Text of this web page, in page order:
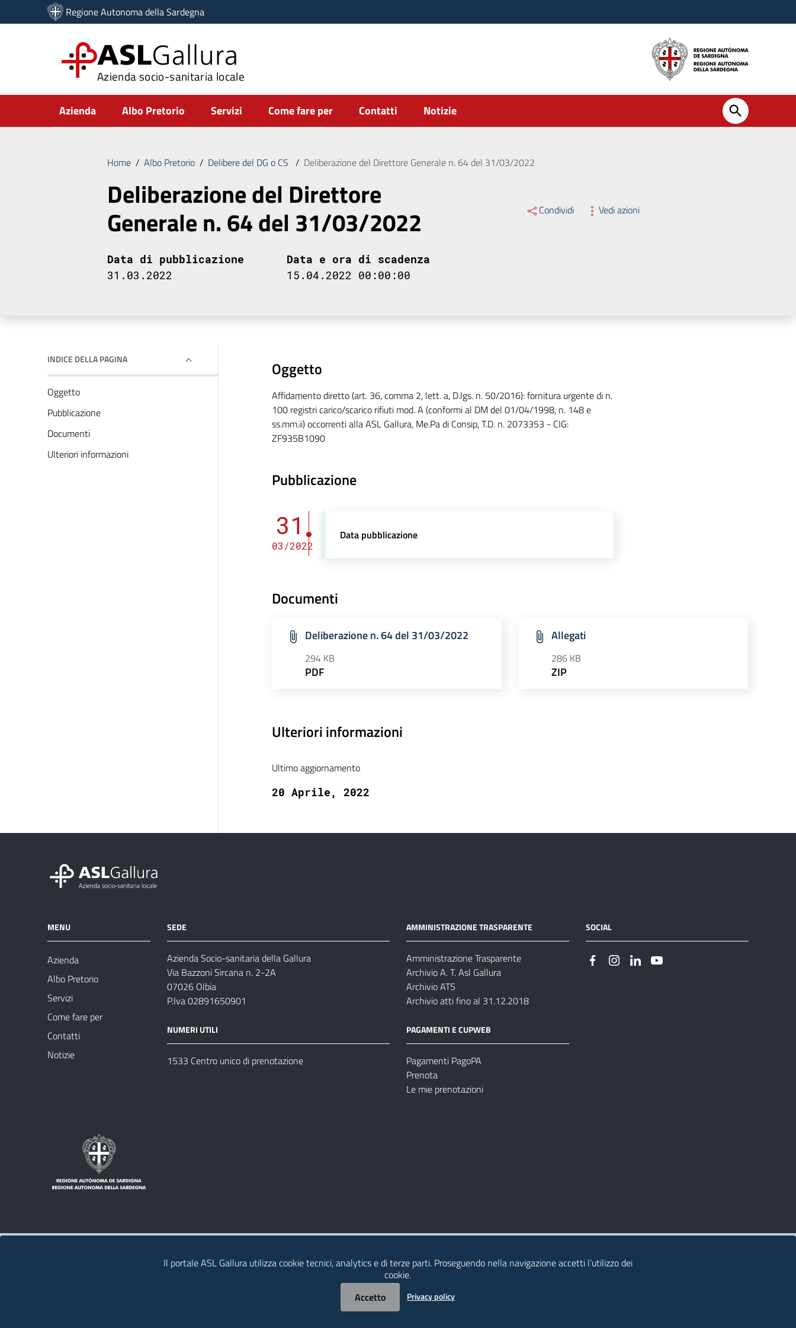
Vai ai contenuti
Vai al menu di navigazione
Regione Autonoma della Sardegna
ASLGallura
Azienda socio-sanitaria locale
Submenu
Azienda Albo Pretorio Servizi Come fare per Contatti Notizie
Home / Albo Pretorio / Delibere del DG o CS / Deliberazione del Direttore Generale n. 64 del 31/03/2022
Deliberazione del Direttore
Generale n. 64 del 31/03/2022 Condividi Vedi azioni
Data di pubblicazione
31.03.2022
Data e ora di scadenza
15.04.2022 00:00:00
INDICE DELLA PAGINA
Oggetto
Pubblicazione
Documenti
Ulteriori informazioni
Oggetto
Affidamento diretto (art. 36, comma 2, lett. a, D.lgs. n. 50/2016): fornitura urgente di n.
100 registri carico/scarico rifiuti mod. A (conformi al DM del 01/04/1998, n. 148 e
ss.mm.ii) occorrenti alla ASL Gallura, Me.Pa di Consip, T.D. n. 2073353 - CIG:
ZF935B1090
Pubblicazione
31
03/2022
Data pubblicazione
Documenti
Deliberazione n. 64 del 31/03/2022
294 KB
PDF
Allegati
286 KB
ZIP
Ulteriori informazioni
Ultimo aggiornamento
20 Aprile, 2022
MENU
Azienda
Albo Pretorio
Servizi
Come fare per
Contatti
Notizie
SEDE
Azienda Socio-sanitaria della Gallura
Via Bazzoni Sircana n. 2-2A
07026 Olbia
P.Iva 02891650901
NUMERI UTILI
1533 Centro unico di prenotazione
AMMINISTRAZIONE TRASPARENTE
Amministrazione Trasparente
Archivio A. T. Asl Gallura
Archivio ATS
Archivio atti fino al 31.12.2018
PAGAMENTI E CUPWEB
Pagamenti PagoPA
Prenota
Le mie prenotazioni
SOCIAL
Il portale ASL Gallura utilizza cookie tecnici, analytics e di terze parti. Proseguendo nella navigazione accetti l’utilizzo dei
cookie.
Accetto
Privacy policy